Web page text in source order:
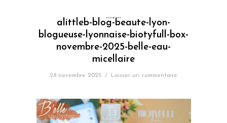
alittleb-blog-beaute-lyon-
blogueuse-lyonnaise-biotyfull-box-
novembre-2025-belle-eau-
micellaire
28 novembre 2025 / Laisser un commentaire